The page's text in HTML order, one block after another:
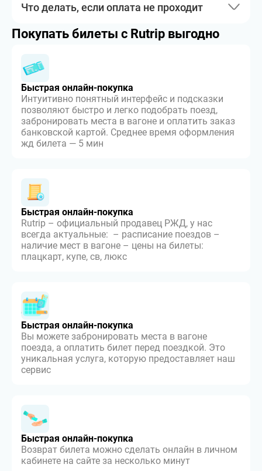
Что делать, если оплата не проходит
Покупать билеты с Rutrip выгодно
Быстрая онлайн-покупка
Интуитивно понятный интерфейс и подсказки
позволяют быстро и легко подобрать поезд,
забронировать места в вагоне и оплатить заказ
банковской картой. Среднее время оформления
жд билета — 5 мин
Быстрая онлайн-покупка
Rutrip – официальный продавец РЖД, у нас
всегда актуальные: – расписание поездов –
наличие мест в вагоне – цены на билеты:
плацкарт, купе, св, люкс
Быстрая онлайн-покупка
Вы можете забронировать места в вагоне
поезда, а оплатить билет перед поездкой. Это
уникальная услуга, которую предоставляет наш
сервис
Быстрая онлайн-покупка
Возврат билета можно сделать онлайн в личном
кабинете на сайте за несколько минут